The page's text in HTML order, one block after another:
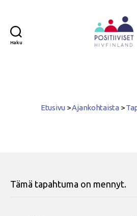
Haku
Etusivu >Ajankohtaista >
Tämä tapahtuma on mennyt.